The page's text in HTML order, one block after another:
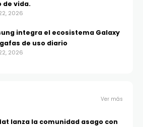
de vida.
2026
integra el ecosistema Galaxy
de uso diario
2026
Ver más
lanza la comunidad asago con